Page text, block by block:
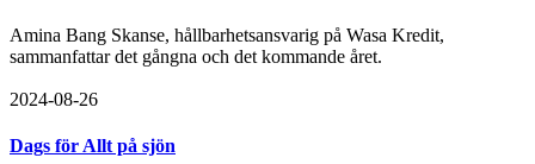
Amina Bang Skanse, hållbarhetsansvarig på Wasa Kredit,
sammanfattar det gångna och det kommande året.
2024-08-26
Dags för Allt på sjön